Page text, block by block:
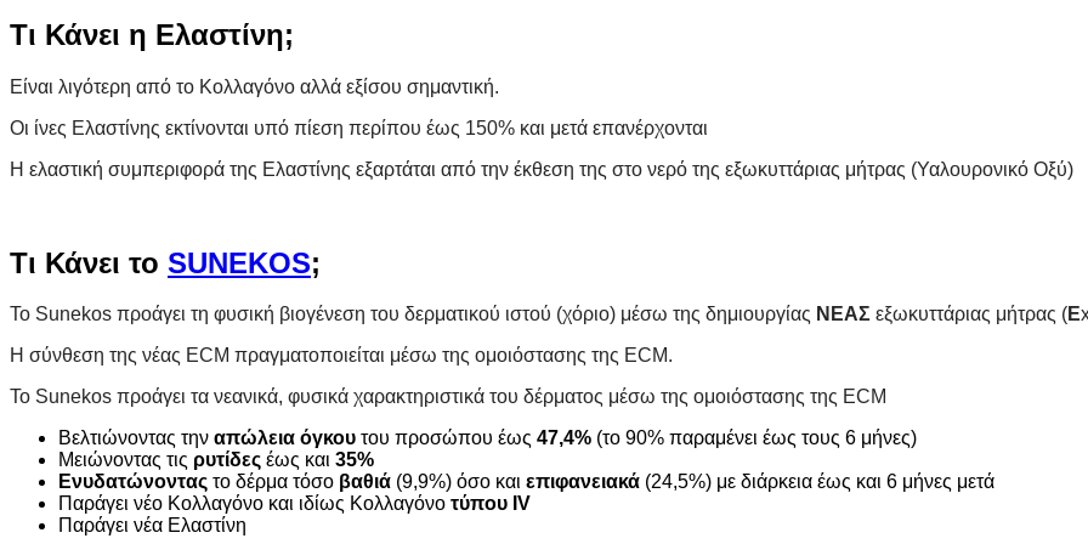
Τι Κάνει η Ελαστίνη;
Είναι λιγότερη από το Κολλαγόνο αλλά εξίσου σημαντική.
Οι ίνες Ελαστίνης εκτίνονται υπό πίεση περίπου έως 150% και μετά επανέρχονται
Η ελαστική συμπεριφορά της Ελαστίνης εξαρτάται από την έκθεση της στο νερό της εξωκυττάριας μήτρας (Υαλουρονικό Οξύ)
Τι Κάνει το SUNEKOS;
To Sunekos προάγει τη φυσική βιογένεση του δερματικού ιστού (χόριο) μέσω της δημιουργίας ΝΕΑΣ εξωκυττάριας μήτρας (E
Η σύνθεση της νέας ECM πραγματοποιείται μέσω της ομοιόστασης της ECM.
Το Sunekos προάγει τα νεανικά, φυσικά χαρακτηριστικά του δέρματος μέσω της ομοιόστασης της ECM
Βελτιώνοντας την απώλεια όγκου του προσώπου έως 47,4% (το 90% παραμένει έως τους 6 μήνες)
Μειώνοντας τις ρυτίδες έως και 35%
Ενυδατώνοντας το δέρμα τόσο βαθιά (9,9%) όσο και επιφανειακά (24,5%) με διάρκεια έως και 6 μήνες μετά
Παράγει νέο Κολλαγόνο και ιδίως Κολλαγόνο τύπου IV
Παράγει νέα Ελαστίνη